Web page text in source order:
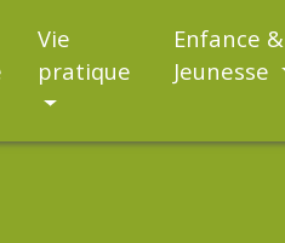
Vie
pratique
Enfance &
Jeunesse